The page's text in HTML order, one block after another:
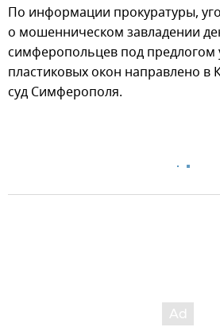
По информации прокуратуры,
о мошенническом завладении
симферопольцев под предлогом
пластиковых окон направлено в
суд Симферополя.